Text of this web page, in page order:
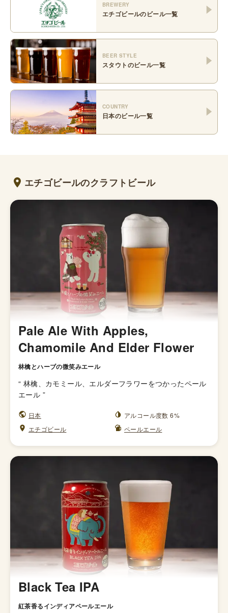
BREWERY
エチゴビールのビール一覧
BEER STYLE
スタウトのビール一覧
COUNTRY
日本のビール一覧
エチゴビールのクラフトビール
Pale Ale With Apples,
Chamomile And Elder Flower
林檎とハーブの微笑みエール
“ 林檎、カモミール、エルダーフラワーをつかったペール
エール ”
日本
アルコール度数 6%
エチゴビール
ペールエール
Black Tea IPA
紅茶香るインディアペールエール